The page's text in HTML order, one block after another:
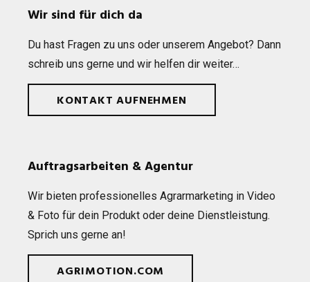
Wir sind für dich da
Du hast Fra­gen zu uns oder unse­rem Ange­bot? Dann
schreib uns gerne und wir hel­fen dir weiter…
KONTAKT AUFNEHMEN
Auftragsarbeiten & Agentur
Wir bie­ten pro­fes­sio­nel­les Agrar­mar­ke­ting in Video
& Foto für dein Pro­dukt oder deine Dienst­leis­tung.
Sprich uns gerne an!
AGRIMOTION.COM